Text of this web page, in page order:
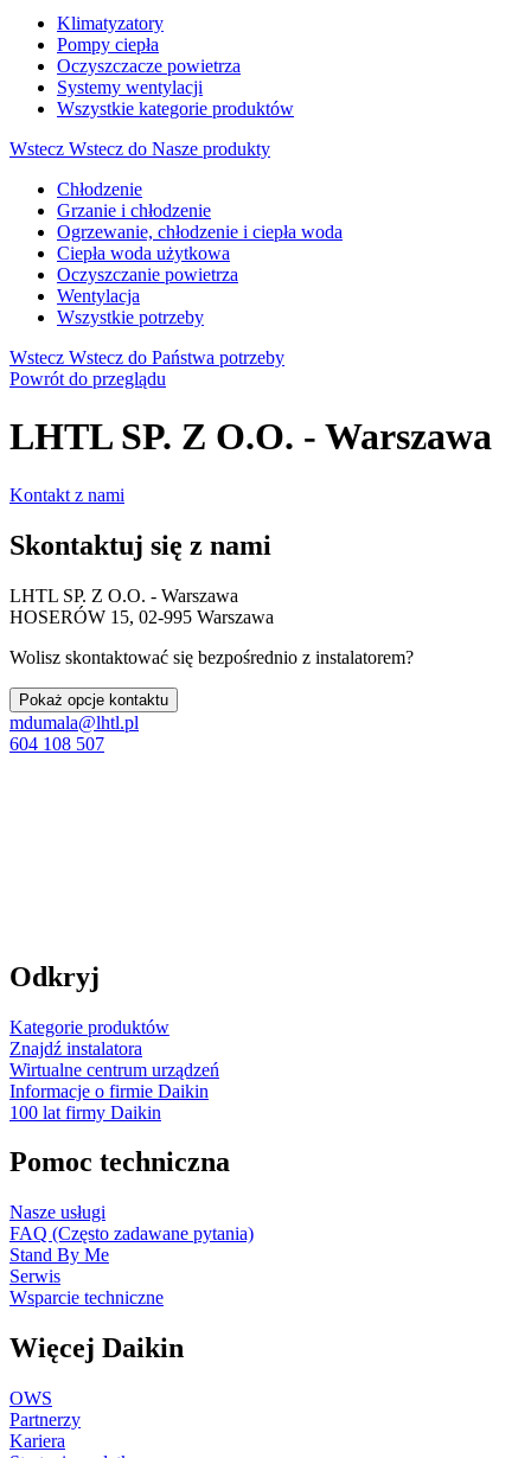
Klimatyzatory
Pompy ciepła
Oczyszczacze powietrza
Systemy wentylacji
Wszystkie kategorie produktów
Wstecz Wstecz do Nasze produkty
Chłodzenie
Grzanie i chłodzenie
Ogrzewanie, chłodzenie i ciepła woda
Ciepła woda użytkowa
Oczyszczanie powietrza
Wentylacja
Wszystkie potrzeby
Wstecz Wstecz do Państwa potrzeby
Powrót do przeglądu
LHTL SP. Z O.O. - Warszawa
Kontakt z nami
Skontaktuj się z nami
LHTL SP. Z O.O. - Warszawa
HOSERÓW 15, 02-995 Warszawa
Wolisz skontaktować się bezpośrednio z instalatorem?
Pokaż opcje kontaktu
mdumala@lhtl.pl
604 108 507
Odkryj
Kategorie produktów
Znajdź instalatora
Wirtualne centrum urządzeń
Informacje o firmie Daikin
100 lat firmy Daikin
Pomoc techniczna
Nasze usługi
FAQ (Często zadawane pytania)
Stand By Me
Serwis
Wsparcie techniczne
Więcej Daikin
OWS
Partnerzy
Kariera